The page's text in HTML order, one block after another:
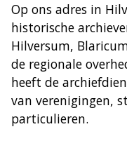
Op ons adres in
historische
Hilversum,
de regionale
heeft de
van verenigingen,
particulieren.